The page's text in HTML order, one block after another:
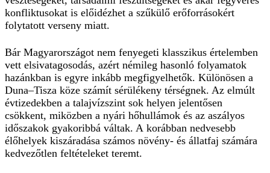
konfliktusokat is előidézhet a szűkülő erőforrásokért
folytatott verseny miatt.
Bár Magyarországot nem fenyegeti klasszikus értelemben
vett elsivatagosodás, azért némileg hasonló folyamatok
hazánkban is egyre inkább megfigyelhetők. Különösen a
Duna–Tisza köze számít sérülékeny térségnek. Az elmúlt
évtizedekben a talajvízszint sok helyen jelentősen
csökkent, miközben a nyári hőhullámok és az aszályos
időszakok gyakoribbá váltak. A korábban nedvesebb
élőhelyek kiszáradása számos növény- és állatfaj számára
kedvezőtlen feltételeket teremt.